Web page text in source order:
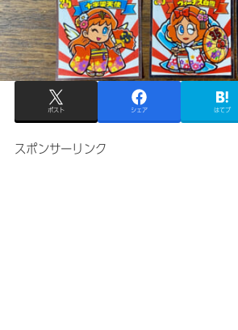
ポスト シェア はてブ
スポンサーリンク